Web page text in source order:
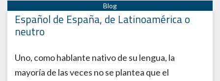
Español de España, de Latinoamérica o
neutro
Uno, como hablante nativo de su lengua, la
mayoría de las veces no se plantea que el